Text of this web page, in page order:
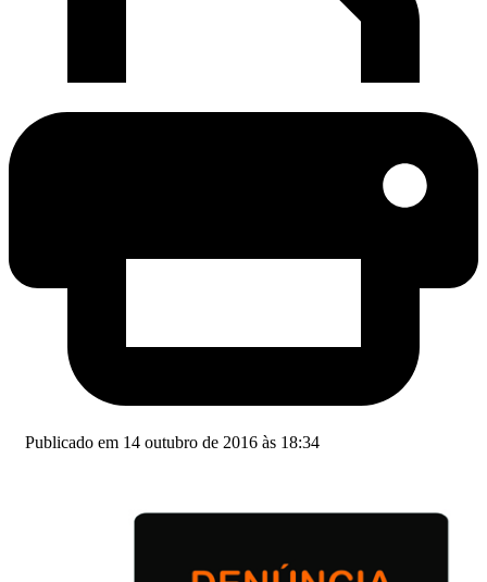
Publicado em 14 outubro de 2016 às 18:34